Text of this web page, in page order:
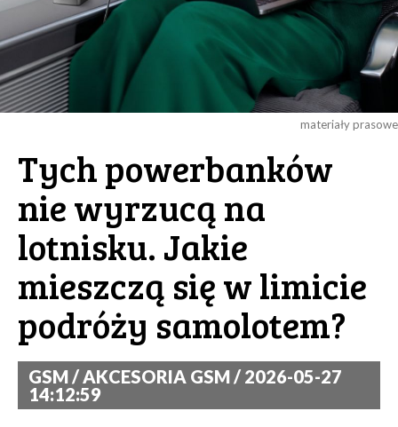
materiały prasowe
Tych powerbanków
nie wyrzucą na
lotnisku. Jakie
mieszczą się w limicie
podróży samolotem?
GSM / AKCESORIA GSM / 2026-05-27
14:12:59